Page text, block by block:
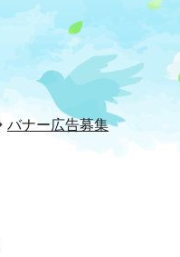
バナー広告募集